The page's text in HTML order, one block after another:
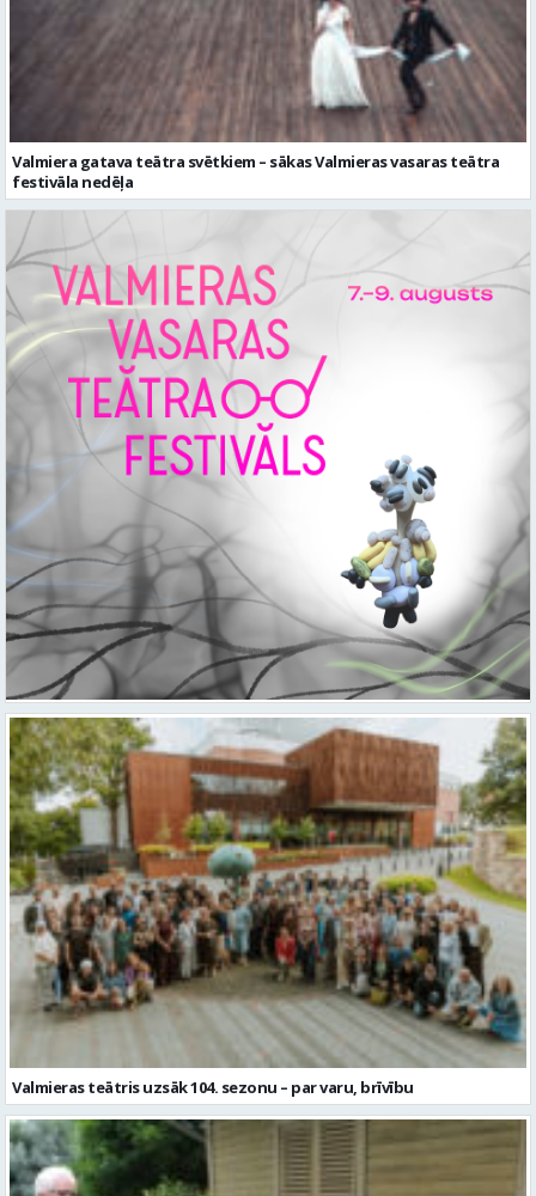
Valmiera gatava teātra svētkiem – sākas Valmieras vasaras teātra
festivāla nedēļa
Valmieras teātris uzsāk 104. sezonu – par varu, brīvību